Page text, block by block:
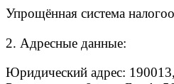
Упрощённая система
2. Адресные данные:
Юридический адрес: